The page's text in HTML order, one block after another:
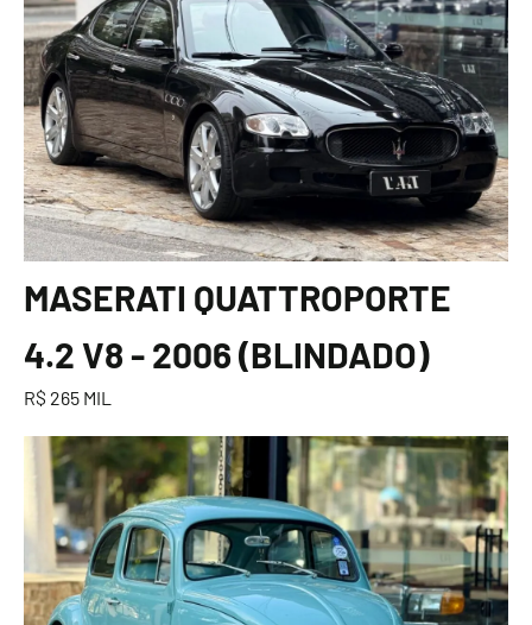
MASERATI QUATTROPORTE
4.2 V8 - 2006 (BLINDADO)
R$ 265 MIL